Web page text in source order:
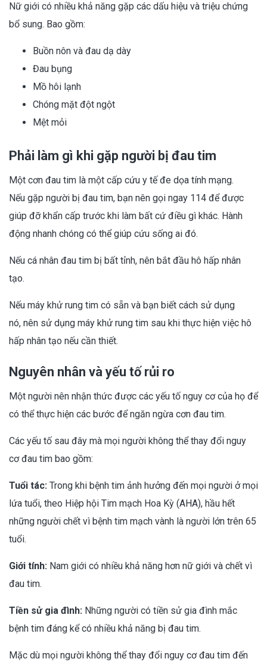
Nữ giới có nhiều khả năng gặp các dấu hiệu và triệu chứng
bổ sung. Bao gồm:
Buồn nôn và đau dạ dày
Đau bụng
Mồ hôi lạnh
Chóng mặt đột ngột
Mệt mỏi
Phải làm gì khi gặp người bị đau tim
Một cơn đau tim là một cấp cứu y tế đe dọa tính mạng.
Nếu gặp người bị đau tim, bạn nên gọi ngay 114 để được
giúp đỡ khẩn cấp trước khi làm bất cứ điều gì khác. Hành
động nhanh chóng có thể giúp cứu sống ai đó.
Nếu cá nhân đau tim bị bất tỉnh, nên bắt đầu hô hấp nhân
tạo.
Nếu máy khử rung tim có sẵn và bạn biết cách sử dụng
nó, nên sử dụng máy khử rung tim sau khi thực hiện việc hô
hấp nhân tạo nếu cần thiết.
Nguyên nhân và yếu tố rủi ro
Một người nên nhận thức được các yếu tố nguy cơ của họ để
có thể thực hiện các bước để ngăn ngừa cơn đau tim.
Các yếu tố sau đây mà mọi người không thể thay đổi nguy
cơ đau tim bao gồm:
Tuổi tác: Trong khi bệnh tim ảnh hưởng đến mọi người ở mọi
lứa tuổi, theo Hiệp hội Tim mạch Hoa Kỳ (AHA), hầu hết
những người chết vì bệnh tim mạch vành là người lớn trên 65
tuổi.
Giới tính: Nam giới có nhiều khả năng hơn nữ giới và chết vì
đau tim.
Tiền sử gia đình: Những người có tiền sử gia đình mắc
bệnh tim đáng kể có nhiều khả năng bị đau tim.
Mặc dù mọi người không thể thay đổi nguy cơ đau tim đến